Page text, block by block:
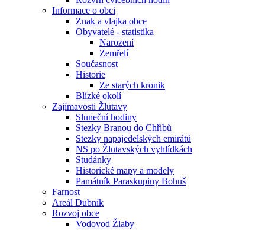
Informace o obci
Znak a vlajka obce
Obyvatelé - statistika
Narození
Zemřelí
Současnost
Historie
Ze starých kronik
Blízké okolí
Zajímavosti Žlutavy
Sluneční hodiny
Stezky Branou do Chřibů
Stezky napajedelských emirátů
NS po Žlutavských vyhlídkách
Studánky
Historické mapy a modely
Památník Paraskupiny Bohuš
Farnost
Areál Dubník
Rozvoj obce
Vodovod Žlaby